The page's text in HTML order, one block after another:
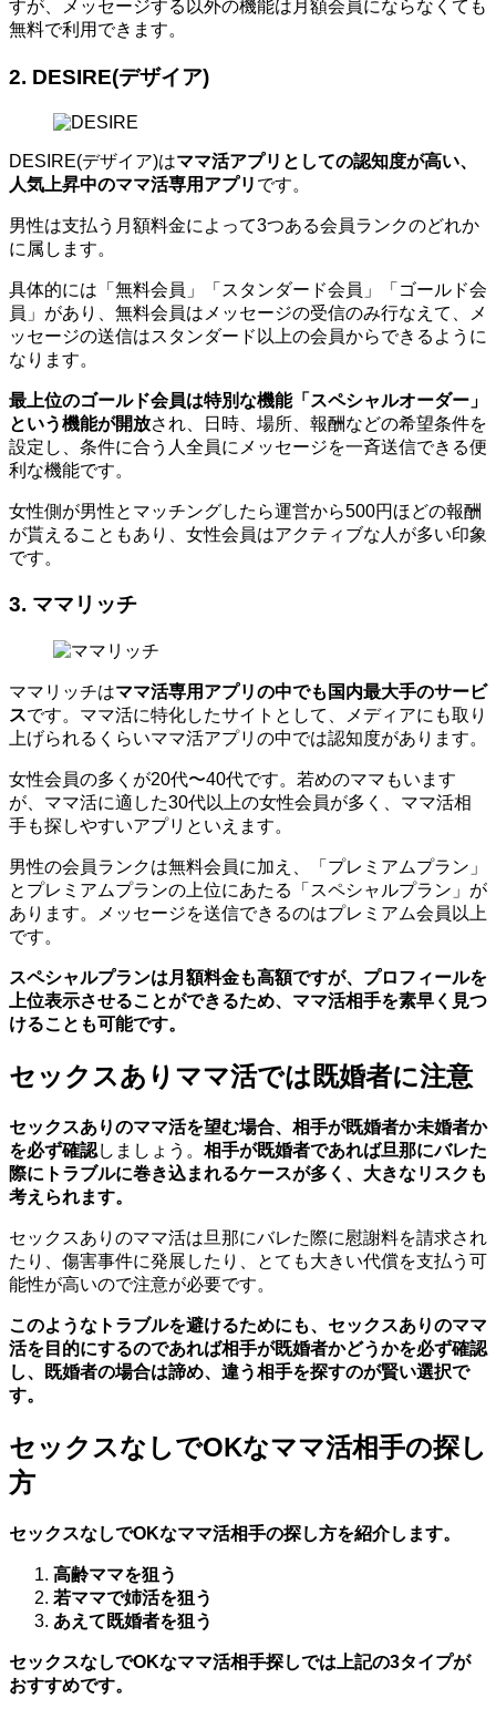
すが、メッセージする以外の機能は月額会員にならなくても
無料で利用できます。
2. DESIRE(デザイア)
DESIRE(デザイア)はママ活アプリとしての認知度が高い、
人気上昇中のママ活専用アプリ です。
男性は支払う月額料金によって3つある会員ランクのどれか
に属します。
具体的には「無料会員」「スタンダード会員」「ゴールド会
員」があり、無料会員はメッセージの受信のみ行なえて、メ
ッセージの送信はスタンダード以上の会員からできるように
なります。
最上位のゴールド会員は特別な機能「スペシャルオーダー」
という機能が開放され、日時、場所、報酬などの希望条件を
設定し、条件に合う人全員にメッセージを一斉送信できる便
利な機能です。
女性側が男性とマッチングしたら運営から500円ほどの報酬
が貰えることもあり、女性会員はアクティブな人が多い印象
です。
3. ママリッチ
ママリッチはママ活専用アプリの中でも 国内最大手のサービ
スです。ママ活に特化したサイトとして、メディアにも取り
上げられるくらいママ活アプリの中では認知度があります。
女性会員の多くが20代〜40代です。若めのママもいます
が、ママ活に適した30代以上の女性会員が多く、ママ活相
手も探しやすいアプリといえます。
男性の会員ランクは無料会員に加え、「プレミアムプラン」
とプレミアムプランの上位にあたる「スペシャルプラン」が
あります。メッセージを送信できるのはプレミアム会員以上
です。
スペシャルプランは月額料金も高額ですが、プロフィールを
上位表示させることができるため、ママ活相手を素早く見つ
けることも可能です。
セックスありママ活では既婚者に注意
セックスありのママ活を望む場合、相手が既婚者か未婚者か
を必ず確認しましょう。 相手が既婚者であれば旦那にバレた
際にトラブルに巻き込まれるケースが多く、大きなリスクも
考えられます。
セックスありのママ活は旦那にバレた際に慰謝料を請求され
たり、傷害事件に発展したり、とても大きい代償を支払う可
能性が高いので注意が必要です。
このようなトラブルを避けるためにも、セックスありのママ
活を目的にするのであれば相手が既婚者かどうかを必ず確認
し、既婚者の場合は諦め、違う相手を探すのが賢い選択で
す。
セックスなしでOKなママ活相手の探し
方
セックスなしでOKなママ活相手の探し方を紹介します。
高齢ママを狙う
若ママで姉活を狙う
あえて既婚者を狙う
セックスなしでOKなママ活相手探しでは上記の3タイプが
おすすめです。